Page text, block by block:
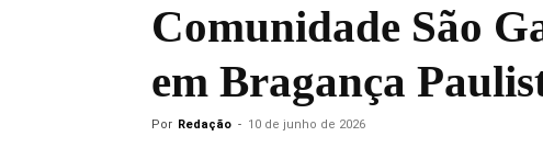
Comunidade São
em Bragança
Por Redação - 10 de junho de 2026